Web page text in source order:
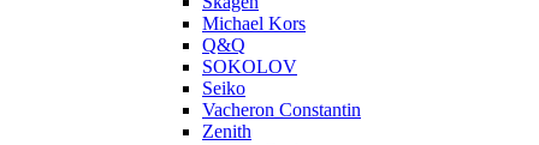
Michael Kors
Q&Q
SOKOLOV
Seiko
Vacheron Constantin
Zenith